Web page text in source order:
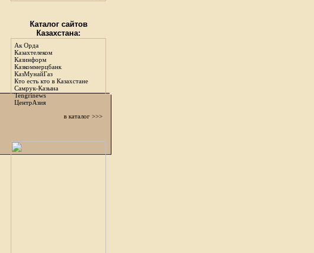
Каталог сайтов
Казахстана:
Ак Орда
Казахтелеком
Казинформ
Казкоммерцбанк
КазМунайГаз
Кто есть кто в Казахстане
Самрук-Казына
Tengrinews
ЦентрАзия
в каталог >>>